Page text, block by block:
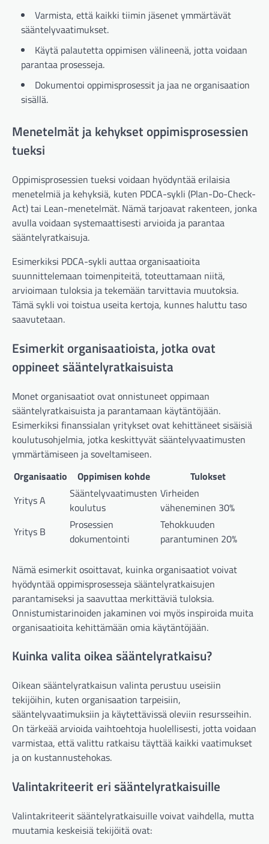
Varmista, että kaikki tiimin jäsenet ymmärtävät
sääntelyvaatimukset.
Käytä palautetta oppimisen välineenä, jotta voidaan
parantaa prosesseja.
Dokumentoi oppimisprosessit ja jaa ne organisaation
sisällä.
Menetelmät ja kehykset oppimisprosessien
tueksi
Oppimisprosessien tueksi voidaan hyödyntää erilaisia
menetelmiä ja kehyksiä, kuten PDCA-sykli (Plan-Do-Check-
Act) tai Lean-menetelmät. Nämä tarjoavat rakenteen, jonka
avulla voidaan systemaattisesti arvioida ja parantaa
sääntelyratkaisuja.
Esimerkiksi PDCA-sykli auttaa organisaatioita
suunnittelemaan toimenpiteitä, toteuttamaan niitä,
arvioimaan tuloksia ja tekemään tarvittavia muutoksia.
Tämä sykli voi toistua useita kertoja, kunnes haluttu taso
saavutetaan.
Esimerkit organisaatioista, jotka ovat
oppineet sääntelyratkaisuista
Monet organisaatiot ovat onnistuneet oppimaan
sääntelyratkaisuista ja parantamaan käytäntöjään.
Esimerkiksi finanssialan yritykset ovat kehittäneet sisäisiä
koulutusohjelmia, jotka keskittyvät sääntelyvaatimusten
ymmärtämiseen ja soveltamiseen.
Organisaatio
Oppimisen kohde
Tulokset
Yritys A
Sääntelyvaatimusten
koulutus
Virheiden
väheneminen 30%
Yritys B
Prosessien
dokumentointi
Tehokkuuden
parantuminen 20%
Nämä esimerkit osoittavat, kuinka organisaatiot voivat
hyödyntää oppimisprosesseja sääntelyratkaisujen
parantamiseksi ja saavuttaa merkittäviä tuloksia.
Onnistumistarinoiden jakaminen voi myös inspiroida muita
organisaatioita kehittämään omia käytäntöjään.
Kuinka valita oikea sääntelyratkaisu?
Oikean sääntelyratkaisun valinta perustuu useisiin
tekijöihin, kuten organisaation tarpeisiin,
sääntelyvaatimuksiin ja käytettävissä oleviin resursseihin.
On tärkeää arvioida vaihtoehtoja huolellisesti, jotta voidaan
varmistaa, että valittu ratkaisu täyttää kaikki vaatimukset
ja on kustannustehokas.
Valintakriteerit eri sääntelyratkaisuille
Valintakriteerit sääntelyratkaisuille voivat vaihdella, mutta
muutamia keskeisiä tekijöitä ovat: